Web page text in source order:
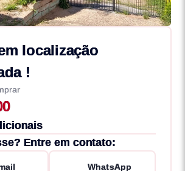
localização
!
Entre em contato:
WhatsApp